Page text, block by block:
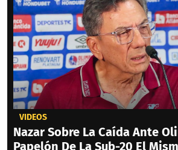
VIDEOS
Nazar Sobre La Caída Ante
Papelón De La Sub-20 El